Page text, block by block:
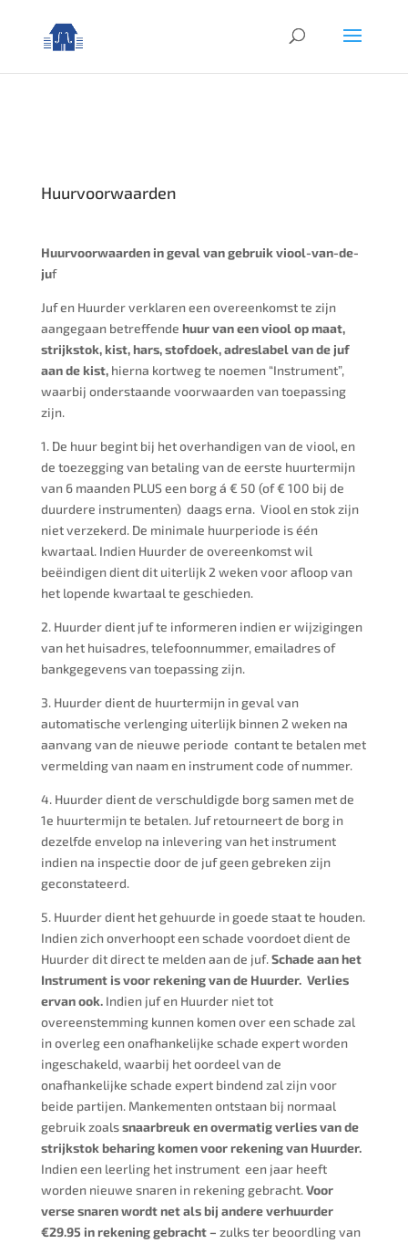
Huurvoorwaarden
Huurvoorwaarden in geval van gebruik viool-van-de-
juf
Juf en Huurder verklaren een overeenkomst te zijn
aangegaan betreffende huur van een viool op maat,
strijkstok, kist, hars, stofdoek, adreslabel van de juf
aan de kist, hierna kortweg te noemen “Instrument”,
waarbij onderstaande voorwaarden van toepassing
zijn.
1. De huur begint bij het overhandigen van de viool, en
de toezegging van betaling van de eerste huurtermijn
van 6 maanden PLUS een borg á € 50 (of € 100 bij de
duurdere instrumenten) daags erna. Viool en stok zijn
niet verzekerd. De minimale huurperiode is één
kwartaal. Indien Huurder de overeenkomst wil
beëindigen dient dit uiterlijk 2 weken voor afloop van
het lopende kwartaal te geschieden.
2. Huurder dient juf te informeren indien er wijzigingen
van het huisadres, telefoonnummer, emailadres of
bankgegevens van toepassing zijn.
3. Huurder dient de huurtermijn in geval van
automatische verlenging uiterlijk binnen 2 weken na
aanvang van de nieuwe periode contant te betalen met
vermelding van naam en instrument code of nummer.
4. Huurder dient de verschuldigde borg samen met de
1e huurtermijn te betalen. Juf retourneert de borg in
dezelfde envelop na inlevering van het instrument
indien na inspectie door de juf geen gebreken zijn
geconstateerd.
5. Huurder dient het gehuurde in goede staat te houden.
Indien zich onverhoopt een schade voordoet dient de
Huurder dit direct te melden aan de juf.Schade aan het
Instrument is voor rekening van de Huurder. Verlies
ervan ook. Indien juf en Huurder niet tot
overeenstemming kunnen komen over een schade zal
in overleg een onafhankelijke schade expert worden
ingeschakeld, waarbij het oordeel van de
onafhankelijke schade expert bindend zal zijn voor
beide partijen. Mankementen ontstaan bij normaal
gebruik zoalssnaarbreuk en overmatig verlies van de
strijkstok beharing komen voor rekening van Huurder.
Indien een leerling het instrument een jaar heeft
worden nieuwe snaren in rekening gebracht.Voor
verse snaren wordt net als bij andere verhuurder
€29.95 in rekening gebracht – zulks ter beoordling van